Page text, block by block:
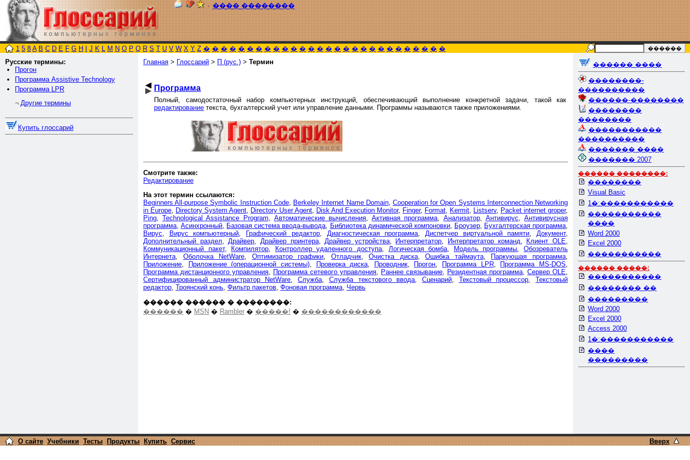
٠ ���� ��������
1 5 8 A B C D E F G H J K L M N O P Q R S T U V W X Y Z � � � � � � � � � � � � � � � � � � � � � � � � � � � �
Русские термины:
Прогон
Программа Assistive Technology
Программа LPR
¬ Другие термины
Купить глоссарий
Главная > Глоссарий > П (рус.) > Термин
Программа
Полный, самодостаточный набор компьютерных инструкций, обеспечивающий выполнение конкретной задачи, такой как
редактирование текста, бухгалтерский учет или управление данными. Программы называются также приложениями.
Смотрите также:
Редактирование
На этот термин ссылаются:
Beginners All-purpose Symbolic Instruction Code, Berkeley Internet Name Domain, Cooperation for Open Systems Interconnection Networking
in Europe Directory System Agent Directory User Agent Disk And Execution Monitor, Finger, Format Kermit Listserv, Packet internet groper,
Ping ,Technological Assistance Program Автоматические вычисления ,Активная программа Анализатор, Антивирус ,Антивирусная
программа ,Асинхронный Базовая система ввода-вывода Библиотека динамической компоновки, Броузер, Бухгалтерская программа
Вирус
Вирус компьютерный Графический редактор, Диагностическая программа Диспетчер виртуальной памяти Документ,
Дополнительный раздел
Драйвер Драйвер принтера, Драйвер устройства, Интерпретатор Интерпретатор команд Клиент OLE
Коммуникационный пакет, Компилятор Контроллер удаленного доступа Логическая бомба Модель программы ,Обозреватель
Интернета
Оболочка NetWare Оптимизатор графики Отладчик,Очистка диска,Ошибка таймаута, Паркуюшая программа
Приложение
Приложение (операционной системы), Проверка диска Проводник, Прогон Программа LPR, Программа MS-DOS
Программа дистанционного управления
Программа сетевого управления Раннее связывание Резидентная программа Сервер OLE
Сертифицированный администратор NetWare ,Служба Служба текстового ввода Сценарий, Текстовый процессор ,Текстовый
редактор Троянский конь Фильтр пакетов Фоновая программа Червь
������ ������ � ��������:
������ � MSN � Rambler � �����! � ������������
������ ����
��������-
����������
������-��������
��������
��������
�����������
����������
������� ����
������� 2007
������ ��������:
��������
Visual Basic
1�:�����������
�����������
����
Word 2000
Excel 2000
�����������
������ �����:
�����������
�������� ��
���������
Word 2000
Excel 2000
Access 2000
1�:�����������
����
���������
О сайте Учебники Тесты Продукты Купить Сервис Вверх